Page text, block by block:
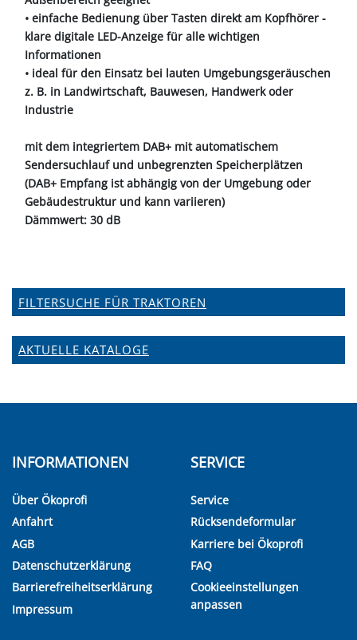
FILTERSUCHE FÜR TRAKTOREN
AKTUELLE KATALOGE
• einfache Bedienung über Tasten direkt am Kopfhörer -
klare digitale LED-Anzeige für alle wichtigen
Informationen
• ideal für den Einsatz bei lauten Umgebungsgeräuschen
z. B. in Landwirtschaft, Bauwesen, Handwerk oder
Industrie
mit dem integriertem DAB+ mit automatischem
Sendersuchlauf und unbegrenzten Speicherplätzen
(DAB+ Empfang ist abhängig von der Umgebung oder
Gebäudestruktur und kann variieren)
Dämmwert: 30 dB
INFORMATIONEN
Über Ökoprofi
Anfahrt
AGB
Datenschutzerklärung
Barrierefreiheitserklärung
Impressum
SERVICE
Service
Rücksendeformular
Karriere bei Ökoprofi
FAQ
Cookieeinstellungen
anpassen